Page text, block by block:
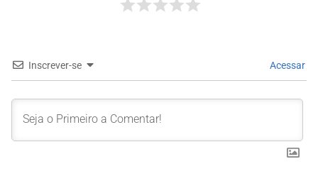
Inscrever-se Acessar